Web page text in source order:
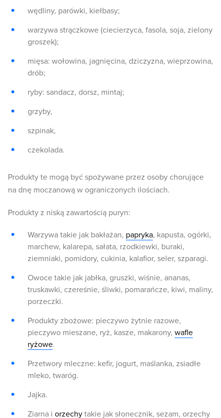
wędliny, parówki, kiełbasy;
warzywa strączkowe (ciecierzyca, fasola, soja, zielony
groszek);
mięsa: wołowina, jagnięcina, dziczyzna, wieprzowina,
drób;
ryby: sandacz, dorsz, mintaj;
grzyby,
szpinak,
czekolada.
Produkty te mogą być spożywane przez osoby chorujące
na dnę moczanową w ograniczonych ilościach.
Produkty z niską zawartością puryn:
Warzywa takie jak bakłażan, papryka, kapusta, ogórki,
marchew, kalarepa, sałata, rzodkiewki, buraki,
ziemniaki, pomidory, cukinia, kalafior, seler, szparagi.
Owoce takie jak jabłka, gruszki, wiśnie, ananas,
truskawki, czereśnie, śliwki, pomarańcze, kiwi, maliny,
porzeczki.
Produkty zbożowe: pieczywo żytnie razowe,
pieczywo mieszane, ryż, kasze, makarony, wafle
ryżowe.
Przetwory mleczne: kefir, jogurt, maślanka, zsiadłe
mleko, twaróg.
Jajka.
Ziarna i orzechy takie jak słonecznik, sezam, orzechy